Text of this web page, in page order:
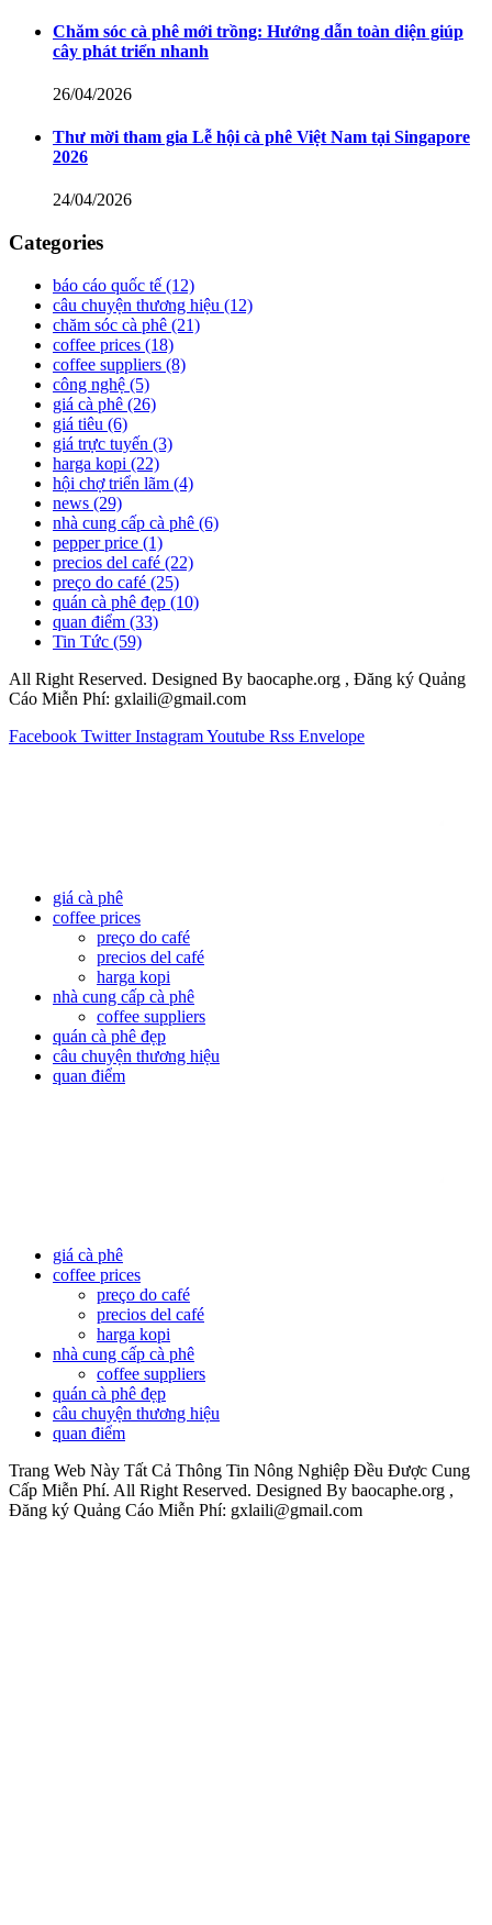
Chăm sóc cà phê mới trồng: Hướng dẫn toàn diện giúp
cây phát triển nhanh
26/04/2026
Thư mời tham gia Lễ hội cà phê Việt Nam tại Singapore
2026
24/04/2026
Categories
báo cáo quốc tế (12)
câu chuyện thương hiệu (12)
chăm sóc cà phê (21)
coffee prices (18)
coffee suppliers (8)
công nghệ (5)
giá cà phê (26)
giá tiêu (6)
giá trực tuyến (3)
harga kopi (22)
hội chợ triển lãm (4)
news (29)
nhà cung cấp cà phê (6)
pepper price (1)
precios del café (22)
preço do café (25)
quán cà phê đẹp (10)
quan điểm (33)
Tin Tức (59)
All Right Reserved. Designed By baocaphe.org , Đăng ký Quảng
Cáo Miễn Phí: gxlaili@gmail.com
Facebook Twitter InstagramYoutube Rss Envelope
giá cà phê
coffee prices
preço do café
precios del café
harga kopi
nhà cung cấp cà phê
coffee suppliers
quán cà phê đẹp
câu chuyện thương hiệu
quan điểm
giá cà phê
coffee prices
preço do café
precios del café
harga kopi
nhà cung cấp cà phê
coffee suppliers
quán cà phê đẹp
câu chuyện thương hiệu
quan điểm
Trang Web Này Tất Cả Thông Tin Nông Nghiệp Đều Được Cung
Cấp Miễn Phí. All Right Reserved. Designed By baocaphe.org ,
Đăng ký Quảng Cáo Miễn Phí: gxlaili@gmail.com